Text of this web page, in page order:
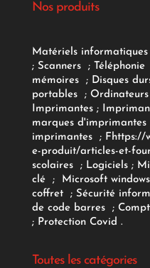
Nos produits
Matériels informatiques
; Scanners ; Téléphonie
mémoires
; Disques
portables
; Ordinateurs
Imprimantes;
marques d'imprimantes
imprimantes
; Fhttps://
e-produit/articles-et-
scolaires; Logiciels ;
clé
; Microsoft
coffret ; Sécurité
de code barres
;
; Protection Covid .
Toutes les catégories